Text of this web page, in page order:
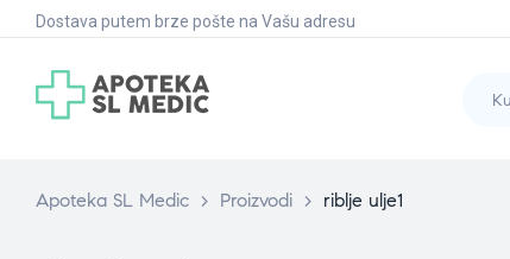
Dostava putem brze pošte na Vašu adresu
Apoteka SL Medic > Proizvodi > riblje ulje1